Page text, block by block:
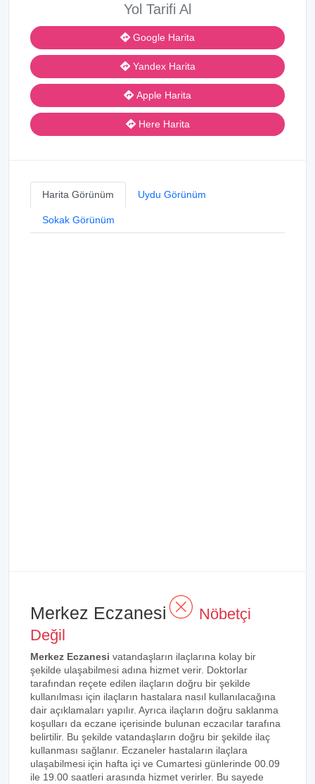
Yol Tarifi Al
Google Harita
Yandex Harita
Apple Harita
Here Harita
Harita Görünüm Uydu Görünüm
Sokak Görünüm
Merkez Eczanesi
Nöbetçi
Değil
Merkez Eczanesi vatandaşların ilaçlarına kolay bir
şekilde ulaşabilmesi adına hizmet verir. Doktorlar
tarafından reçete edilen ilaçların doğru bir şekilde
kullanılması için ilaçların hastalara nasıl kullanılacağına
dair açıklamaları yapılır. Ayrıca ilaçların doğru saklanma
koşulları da eczane içerisinde bulunan eczacılar tarafına
belirtilir. Bu şekilde vatandaşların doğru bir şekilde ilaç
kullanması sağlanır. Eczaneler hastaların ilaçlara
ulaşabilmesi için hafta içi ve Cumartesi günlerinde 00.09
ile 19.00 saatleri arasında hizmet verirler. Bu sayede